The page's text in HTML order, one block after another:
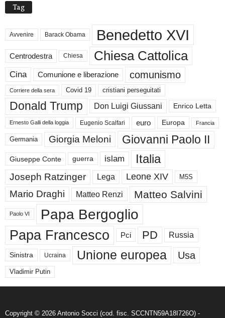
Tag
Avvenire Barack Obama Benedetto XVI
Centrodestra Chiesa Chiesa Cattolica
Cina Comunione e liberazione comunismo
Corriere della sera Covid 19 cristiani perseguitati
Donald Trump Don Luigi Giussani Enrico Letta
Ernesto Galli della loggia Eugenio Scalfari euro Europa Francia
Germania Giorgia Meloni Giovanni Paolo II
Giuseppe Conte guerra islam Italia
Joseph Ratzinger Lega Leone XIV M5S
Mario Draghi Matteo Renzi Matteo Salvini
Paolo VI Papa Bergoglio
Papa Francesco Pci PD Russia
Sinistra Ucraina Unione europea Usa
Vladimir Putin
Copyright © 2026 Antonio Socci (cod. fisc. SCCNTN59A18I726O) -